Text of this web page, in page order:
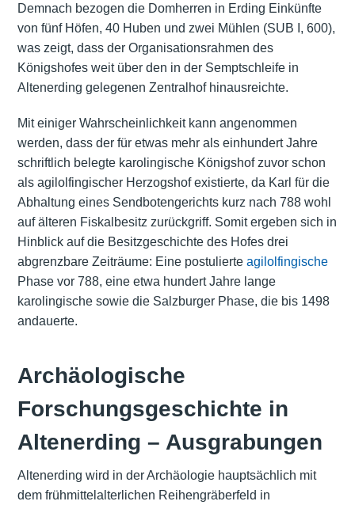
Demnach bezogen die Domherren in Erding Einkünfte
von fünf Höfen, 40 Huben und zwei Mühlen (SUB I, 600),
was zeigt, dass der Organisationsrahmen des
Königshofes weit über den in der Semptschleife in
Altenerding gelegenen Zentralhof hinausreichte.
Mit einiger Wahrscheinlichkeit kann angenommen
werden, dass der für etwas mehr als einhundert Jahre
schriftlich belegte karolingische Königshof zuvor schon
als agilolfingischer Herzogshof existierte, da Karl für die
Abhaltung eines Sendbotengerichts kurz nach 788 wohl
auf älteren Fiskalbesitz zurückgriff. Somit ergeben sich in
Hinblick auf die Besitzgeschichte des Hofes drei
abgrenzbare Zeiträume: Eine postulierte agilolfingische
Phase vor 788, eine etwa hundert Jahre lange
karolingische sowie die Salzburger Phase, die bis 1498
andauerte.
Archäologische
Forschungsgeschichte in
Altenerding – Ausgrabungen
Altenerding wird in der Archäologie hauptsächlich mit
dem frühmittelalterlichen Reihengräberfeld in